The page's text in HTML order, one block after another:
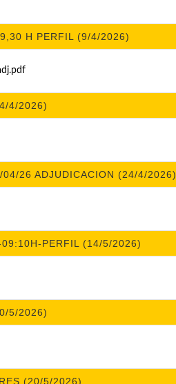
H PERFIL (9/4/2026)
4/2026)
26 ADJUDICACION (24/4/2026)
PERFIL (14/5/2026)
5/2026)
(20/5/2026)